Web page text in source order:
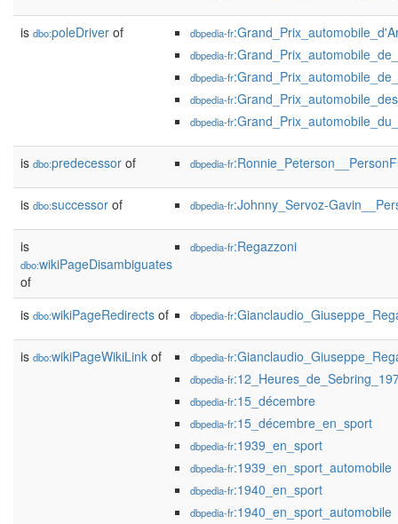
is dbo:poleDriver of dbpedia-fr
dbpedia-fr
dbpedia-fr
dbpedia-fr
dbpedia-fr
is dbo:predecessor of dbpedia-fr
is dbo:successor of dbpedia-fr:Johnny_Servoz-
is
dbo:wikiPageDisambiguates
of
dbpedia-fr:Regazzoni
is dbo:wikiPageRedirects of dbpedia-fr
is dbo:wikiPageWikiLink of dbpedia-fr
dbpedia-fr
dbpedia-fr:15_décembre
dbpedia-fr:15_décembre_en_sport
dbpedia-fr:1939_en_sport
dbpedia-fr:1939_en_sport_automobile
dbpedia-fr:1940_en_sport
dbpedia-fr:1940_en_sport_automobile